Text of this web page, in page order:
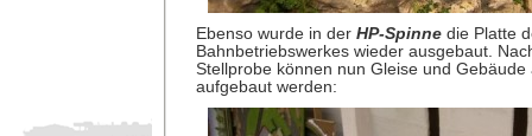
Ebenso wurde in der HP-Spinnedie Platte
Bahnbetriebswerkes wieder ausgebaut.
Stellprobe können nun Gleise und Gebäude
aufgebaut werden: